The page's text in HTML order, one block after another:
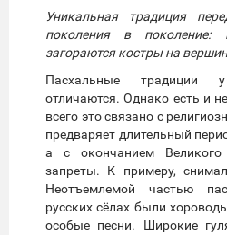
Уникальная традиция
поколения в поколение:
загораются костры на
Пасхальные традиции
отличаются. Однако есть и
всего это связано с
предваряет длительный
а с окончанием
запреты. К примеру,
Неотъемлемой частью
русских сёлах были
особые песни. Широкие